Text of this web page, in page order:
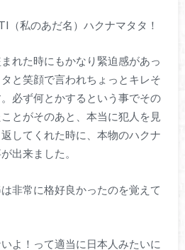
（私のあだ名）ハクナマタタ！
れた時にもかなり緊迫感があっ
と笑顔で言われちょっとキレそ
必ず何とかするという事でその
とがそのあと、本当に犯人を見
してくれた時に、本物のハクナ
出来ました。
非常に格好良かったのを覚えて
よ！って適当に日本人みたいに